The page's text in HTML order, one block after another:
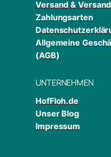
Versand &
Zahlungsarten
Allgemeine
(AGB)
UNTERNEHMEN
HofFloh.de
Unser Blog
Impressum